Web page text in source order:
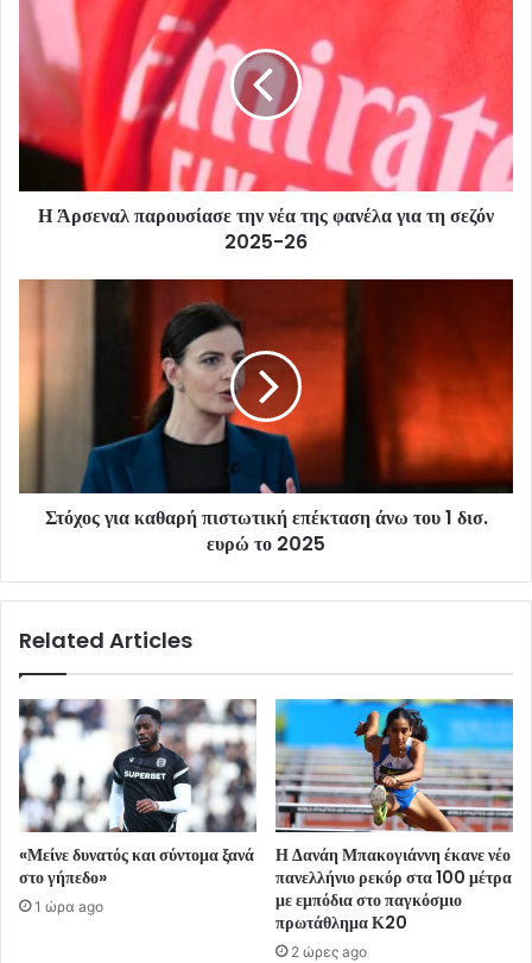
Η Άρσεναλ παρουσίασε την νέα της φανέλα για τη σεζόν
2025-26
Στόχος για καθαρή πιστωτική επέκταση άνω του 1 δισ.
ευρώ το 2025
Related Articles
«Μείνε δυνατός και σύντομα ξανά
στο γήπεδο»
1 ώρα ago
Η Δανάη Μπακογιάννη έκανε νέο
πανελλήνιο ρεκόρ στα 100 μέτρα
με εμπόδια στο παγκόσμιο
πρωτάθλημα Κ20
2 ώρες ago